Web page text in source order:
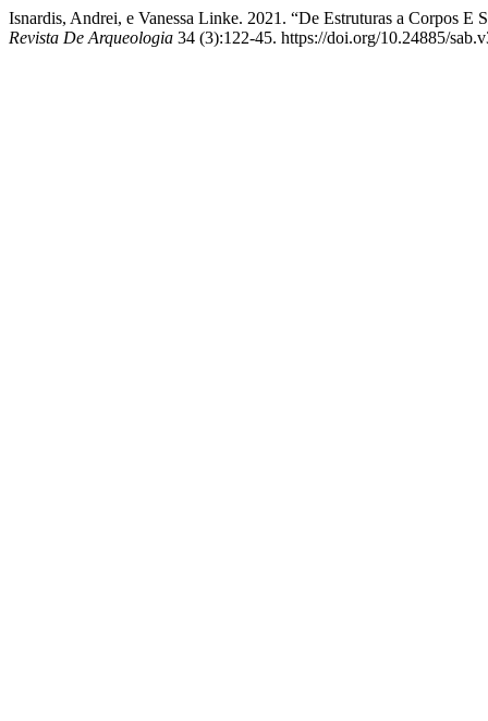
Isnardis, Andrei, e Vanessa Linke. 2021. “De Estruturas a Corpos
Revista De Arqueologia 34 (3):122-45. https://doi.org/10.24885/